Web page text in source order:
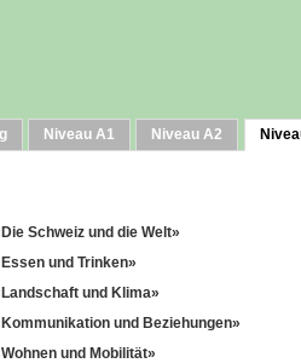
Niveau A1 Niveau A2
Schweiz und die Welt»
und Trinken»
und Klima»
und Beziehungen»
und Mobilität»